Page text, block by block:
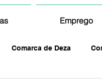
Emprego
Comarca de Deza